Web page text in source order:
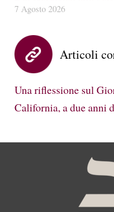
7 Agosto 2026
Articoli
Una riflessione sul
California, a due anni